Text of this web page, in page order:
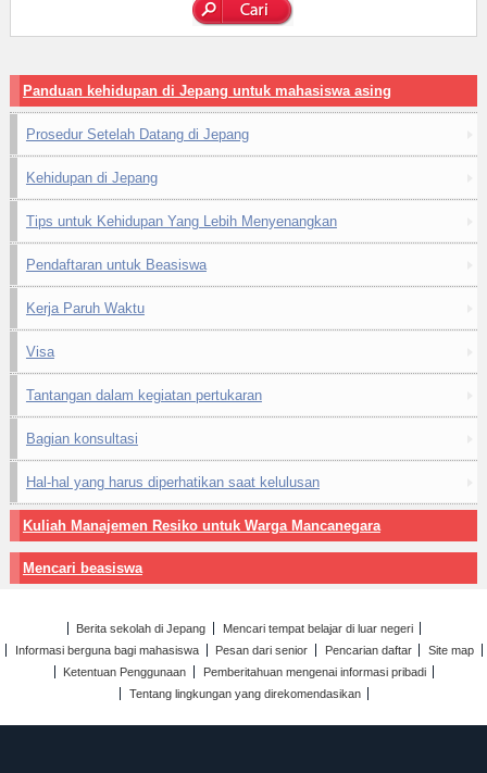
Panduan kehidupan di Jepang untuk mahasiswa asing
Prosedur Setelah Datang di Jepang
Kehidupan di Jepang
Tips untuk Kehidupan Yang Lebih Menyenangkan
Pendaftaran untuk Beasiswa
Kerja Paruh Waktu
Visa
Tantangan dalam kegiatan pertukaran
Bagian konsultasi
Hal-hal yang harus diperhatikan saat kelulusan
Kuliah Manajemen Resiko untuk Warga Mancanegara
Mencari beasiswa
Berita sekolah di Jepang
Mencari tempat belajar di luar negeri
Informasi berguna bagi mahasiswa
Pesan dari senior Pencarian daftar
Site map
Ketentuan Penggunaan
Pemberitahuan mengenai informasi pribadi
Tentang lingkungan yang direkomendasikan